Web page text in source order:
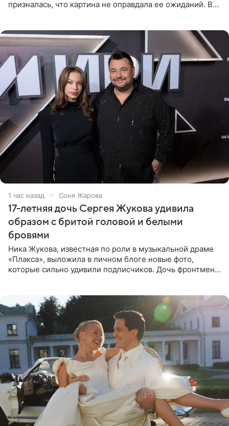
призналась, что картина не оправдала ее ожиданий. В
1 час назад Соня Жарова
17-летняя дочь Сергея Жукова удивила
образом с бритой головой и белыми
бровями
Ника Жукова, известная по роли в музыкальной драме
«Плакса», выложила в личном блоге новые фото,
которые сильно удивили подписчиков. Дочь фронтмена